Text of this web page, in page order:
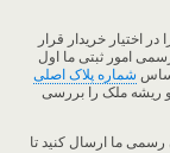
اختیار خریدار قرار
امور ثبتی ما اول
شماره پلاک اصلی
و ریشه ملک را بررسی
رسمی ما ارسال کنید تا